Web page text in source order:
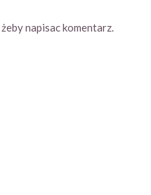
żeby napisac komentarz.